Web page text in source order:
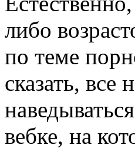
либо
по теме
сказать, все
вебке, на